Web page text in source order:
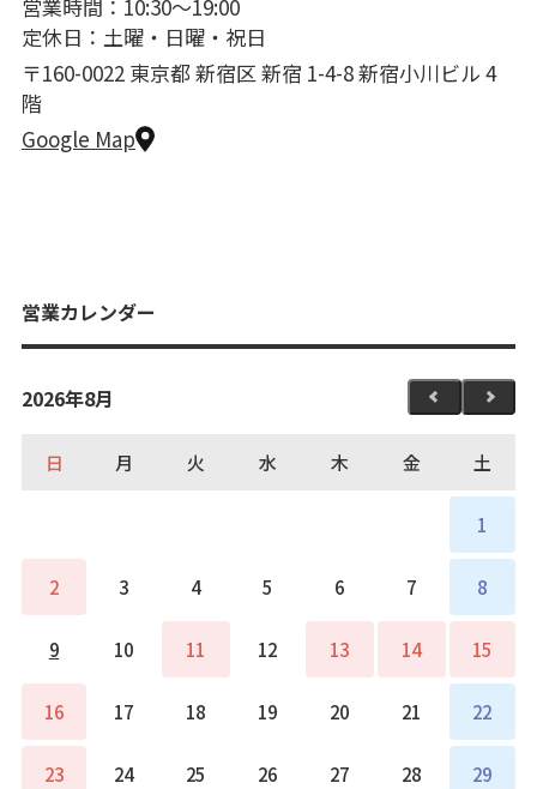
営業時間：10:30〜19:00
定休日：土曜・日曜・祝日
〒160-0022 東京都 新宿区 新宿 1-4-8 新宿小川ビル 4
階
Google Map
営業カレンダー
2026年8月
日 月 火 水 木 金 土
1
2 3 4 5 6 7 8
9 10 11 12 13 14 15
16 17 18 19 20 21 22
23 24 25 26 27 28 29